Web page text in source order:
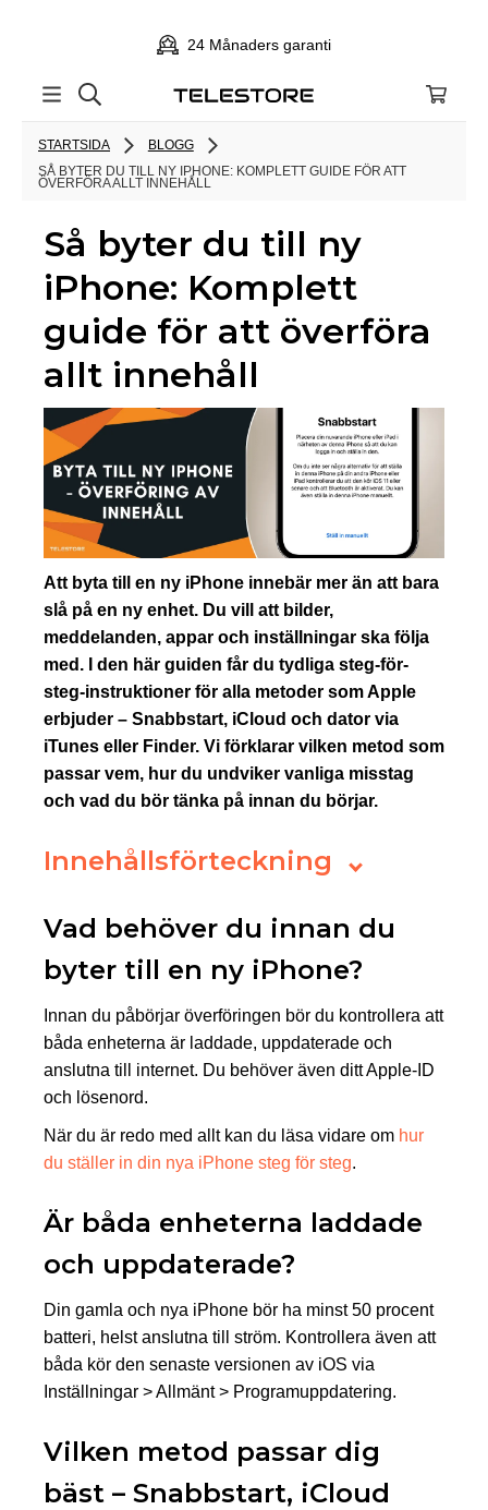
24 Månaders garanti
STARTSIDA
BLOGG
SÅ BYTER DU TILL NY IPHONE: KOMPLETT GUIDE FÖR ATT
ÖVERFÖRA ALLT INNEHÅLL
Så byter du till ny
iPhone: Komplett
guide för att överföra
allt innehåll
Att byta till en ny iPhone innebär mer än att bara
slå på en ny enhet. Du vill att bilder,
meddelanden, appar och inställningar ska följa
med. I den här guiden får du tydliga steg-för-
steg-instruktioner för alla metoder som Apple
erbjuder – Snabbstart, iCloud och dator via
iTunes eller Finder. Vi förklarar vilken metod som
passar vem, hur du undviker vanliga misstag
och vad du bör tänka på innan du börjar.
Innehållsförteckning
Vad behöver du innan du
byter till en ny iPhone?
Innan du påbörjar överföringen bör du kontrollera att
båda enheterna är laddade, uppdaterade och
anslutna till internet. Du behöver även ditt Apple-ID
och lösenord.
När du är redo med allt kan du läsa vidare om hur
du ställer in din nya iPhone steg för steg.
Är båda enheterna laddade
och uppdaterade?
Din gamla och nya iPhone bör ha minst 50 procent
batteri, helst anslutna till ström. Kontrollera även att
båda kör den senaste versionen av iOS via
Inställningar > Allmänt > Programuppdatering.
Vilken metod passar dig
bäst – Snabbstart, iCloud